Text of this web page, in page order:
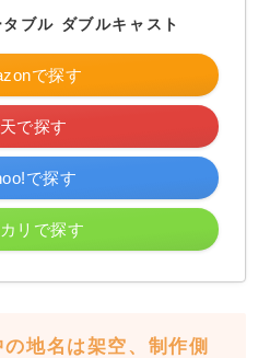
ブル ダブルキャスト
で探す
で探す
で探す
リで探す
地名は架空、制作側